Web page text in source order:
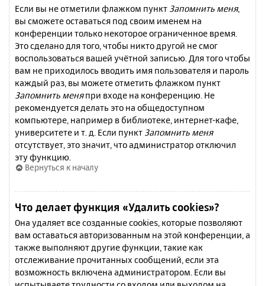
Если вы не отметили флажком пункт Запомнить меня,
вы сможете оставаться под своим именем на
конференции только некоторое ограниченное время.
Это сделано для того, чтобы никто другой не смог
воспользоваться вашей учётной записью. Для того чтобы
вам не приходилось вводить имя пользователя и пароль
каждый раз, вы можете отметить флажком пункт
Запомнить меняпри входе на конференцию. Не
рекомендуется делать это на общедоступном
компьютере, например в библиотеке, интернет-кафе,
университете и т. д. Если пункт Запомнить меня
отсутствует, это значит, что администратор отключил
эту функцию.
Вернуться к началу
Что делает функция «Удалить cookies»?
Она удаляет все созданные cookies, которые позволяют
вам оставаться авторизованным на этой конференции, а
также выполняют другие функции, такие как
отслеживание прочитанных сообщений, если эта
возможность включена администратором. Если вы